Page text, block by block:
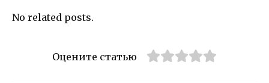
No related posts.
Оцените статью